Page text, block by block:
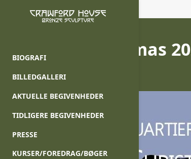
BIOGRAFI
BILLEDGALLERI
AKTUELLE BEGIVENHEDER
TIDLIGERE BEGIVENHEDER
PRESSE
KURSER/FOREDRAG/BØGER
Blog
Merry Christmas
Tyskland